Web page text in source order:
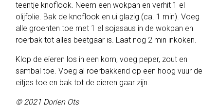
teentje knoflook. Neem een wokpan en verhit 1 el
olijfolie. Bak de knoflook en ui glazig (ca. 1 min). Voeg
alle groenten toe met 1 el sojasaus in de wokpan en
roerbak tot alles beetgaar is. Laat nog 2 min inkoken.
Klop de eieren los in een kom, voeg peper, zout en
sambal toe. Voeg al roerbakkend op een hoog vuur de
eitjes toe en bak tot de eieren gaar zijn.
© 2021 Dorien Ots